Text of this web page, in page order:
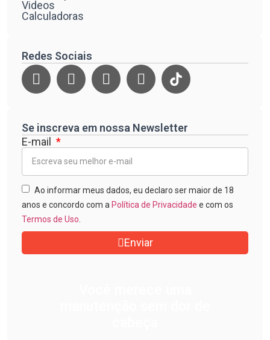
Videos
Calculadoras
Redes Sociais
Se inscreva em nossa Newsletter
E-mail
Ao informar meus dados, eu declaro ser maior de 18
anos e concordo com a Política de Privacidade e com os
Termos de Uso
Enviar